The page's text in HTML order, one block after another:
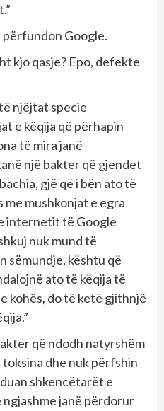
përfundon Google.
kjo qasje? Epo, defekte
njëjtat specie
e këqija që përhapin
të mira janë
një bakter që gjendet
gjë që i bën ato të
mushkonjat e egra
internetit të Google
nuk mund të
sëmundje, kështu që
ato të këqija të
kohës, do të ketë gjithnjë
që ndodh natyrshëm
dhe nuk përfshin
shkencëtarët e
ngjashme janë përdorur